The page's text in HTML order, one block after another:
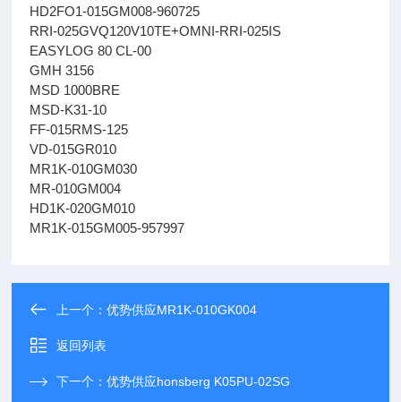
HD2FO1-015GM008-960725
RRI-025GVQ120V10TE+OMNI-RRI-025IS
EASYLOG 80 CL-00
GMH 3156
MSD 1000BRE
MSD-K31-10
FF-015RMS-125
VD-015GR010
MR1K-010GM030
MR-010GM004
HD1K-020GM010
MR1K-015GM005-957997
上一个：优势供应MR1K-010GK004
返回列表
下一个：优势供应honsberg K05PU-02SG